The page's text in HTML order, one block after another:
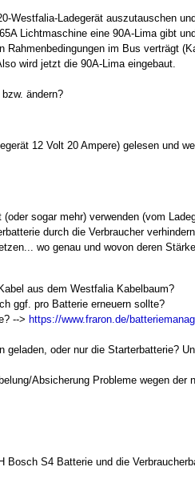
Westfalia-Ladegerät auszutauschen
Lichtmaschine eine 90A-Lima gibt
im Bus verträgt
wird jetzt die 90A-Lima eingebaut.
ändern?
12 Volt 20 Ampere) gelesen und
sogar mehr) verwenden (vom
durch die Verbraucher
wo genau und wovon deren
aus dem Westfalia Kabelbaum?
ggf. pro Batterie erneuern sollte?
--> https://www.fraron.de/
oder nur die Starterbatterie?
Absicherung Probleme wegen der
S4 Batterie und die